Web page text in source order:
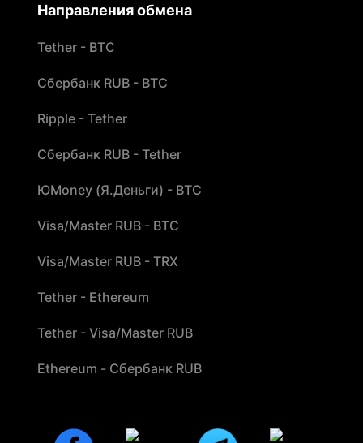
Направления обмена
Tether - BTC
Сбербанк RUB - BTC
Ripple - Tether
Сбербанк RUB - Tether
ЮMoney (Я.Деньги) - BTC
Visa/Master RUB - BTC
Visa/Master RUB - TRX
Tether - Ethereum
Tether - Visa/Master RUB
Ethereum - Сбербанк RUB